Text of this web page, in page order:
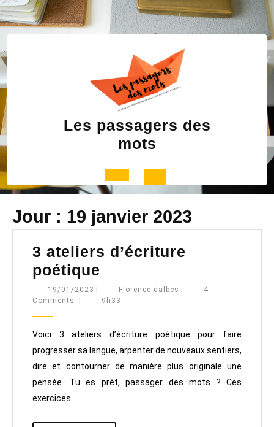
Skip
to
Les passagers des
mots
Open
Button
Jour : 19 janvier 2023
3 ateliers d’écriture
poétique
ateliers
d’écriture
19/01/2023 19/01/2023Florence.dalbes Florence.dalbes
4
Comments
9h33
Voici 3 ateliers d’écriture poétique pour faire
progresser sa langue, arpenter de nouveaux sentiers,
dire et contourner de manière plus originale une
pensée. Tu es prêt, passager des mots ? Ces
exercices